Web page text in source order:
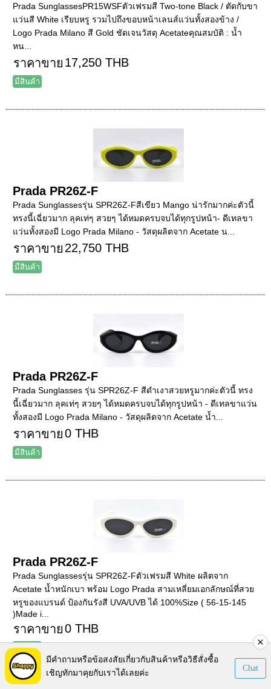
Prada SunglassesPR15WSFตัวเฟรมสี Two-tone Black / ตัดกับขา
แว่นสี White เรียบหรู รวมไปถึงขอบหน้าเลนส์แว่นทั้งสองข้าง /
Logo Prada Milano สี Gold ชัดเจนวัสดุ Acetateคุณสมบัติ : น้ำ
หน...
ราคาขาย 17,250 THB
มีสินค้า
Prada PR26Z-F
Prada Sunglassesรุ่น SPR26Z-Fสีเขียว Mango น่ารักมากค่ะตัวนี้
ทรงนี้เฉี่ยวมาก ลุคเท่ๆ สวยๆ ได้หมดครบจบได้ทุกรูปหน้า- ดีเทลขา
แว่นทั้งสองมี Logo Prada Milano - วัสดุผลิตจาก Acetate น...
ราคาขาย 22,750 THB
มีสินค้า
Prada PR26Z-F
Prada Sunglasses รุ่น SPR26Z-F สีดำเงาสวยหรูมากค่ะตัวนี้ ทรง
นี้เฉี่ยวมาก ลุคเท่ๆ สวยๆ ได้หมดครบจบได้ทุกรูปหน้า - ดีเทลขาแว่น
ทั้งสองมี Logo Prada Milano - วัสดุผลิตจาก Acetate น้ำ...
ราคาขาย0 THB
มีสินค้า
Prada PR26Z-F
Prada Sunglassesรุ่น SPR26Z-Fตัวเฟรมสี White ผลิตจาก
Acetate น้ำหนักเบา พร้อม Logo Prada สามเหลี่ยมเอกลักษณ์ที่สวย
หรูของแบรนด์ ป้องกันรังสี UVA/UVB ได้ 100%Size ( 56-15-145
)Made i...
ราคาขาย0 THB
มีสินค้า
มีคำถามหรือข้อสงสัยเกี่ยวกับสินค้าหรือวิธีสั่งซื้อ
เชิญทักมาคุยกับเราได้เลยค่ะ
Chat